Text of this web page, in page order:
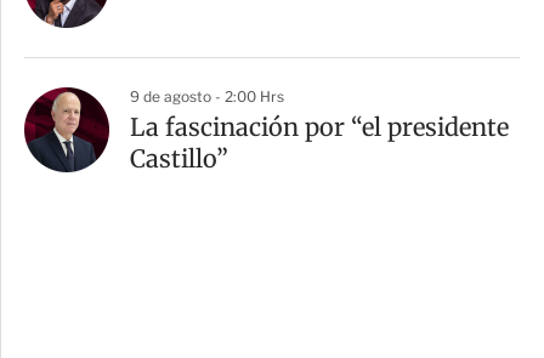
9 de agosto - 2:00 Hrs
La fascinación por “el presidente
Castillo”